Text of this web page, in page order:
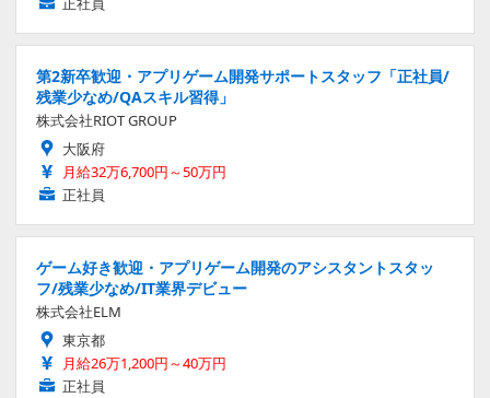
第2新卒歓迎・アプリゲーム開発サポートスタッフ「正社員/
残業少なめ/QAスキル習得」
株式会社RIOT GROUP
大阪府
月給32万6,700円～50万円
正社員
ゲーム好き歓迎・アプリゲーム開発のアシスタントスタッ
フ/残業少なめ/IT業界デビュー
株式会社ELM
東京都
月給26万1,200円～40万円
正社員